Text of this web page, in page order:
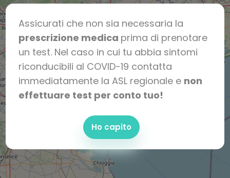
Assicurati che non sia necessaria la
prescrizione medica prima di prenotare
un test. Nel caso in cui tu abbia sintomi
riconducibili al COVID-19 contatta
immediatamente la ASL regionale e non
effettuare test per conto tuo!
Ho capito